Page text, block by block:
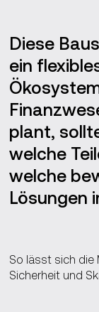
Diese
ein
plant,
welche
welche
Lösungen
So lässt sich die
Sicherheit und